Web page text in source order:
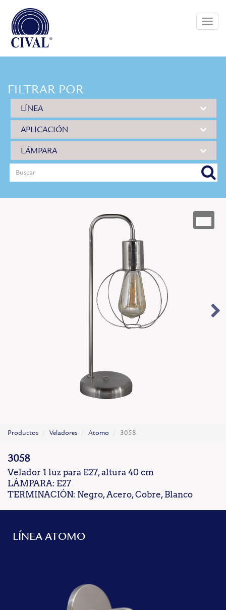
Toggle
FILTRAR POR
LÍNEA
APLICACIÓN
LÁMPARA
Productos Veladores Atomo 3058
3058
Velador 1 luz para E27, altura 40 cm
LÁMPARA: E27
TERMINACIÓN: Negro, Acero, Cobre, Blanco
LÍNEA ATOMO